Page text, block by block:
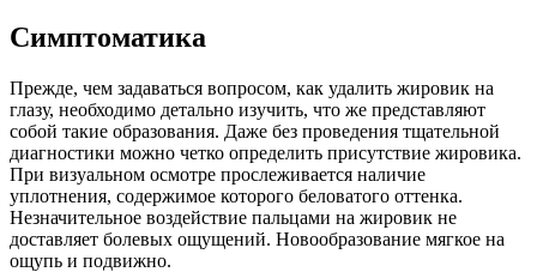
Симптоматика
Прежде, чем задаваться вопросом, как удалить жировик на
глазу, необходимо детально изучить, что же представляют
собой такие образования. Даже без проведения тщательной
диагностики можно четко определить присутствие жировика.
При визуальном осмотре прослеживается наличие
уплотнения, содержимое которого беловатого оттенка.
Незначительное воздействие пальцами на жировик не
доставляет болевых ощущений. Новообразование мягкое на
ощупь и подвижно.